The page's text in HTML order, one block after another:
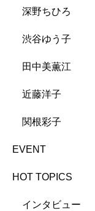
深野ちひろ
渋谷ゆう子
田中美薫江
近藤洋子
関根彩子
EVENT
HOT TOPICS
インタビュー